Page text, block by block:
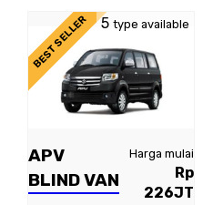
APV
BLIND VAN
Harga mulai
Rp
226JT
BEST SELLER 5 type available